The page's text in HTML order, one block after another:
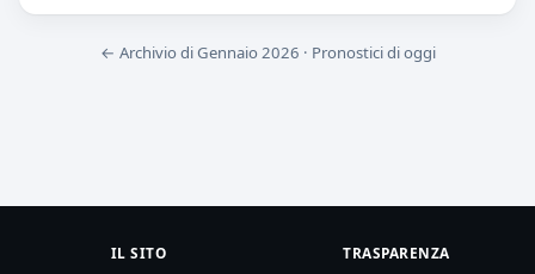
← Archivio di Gennaio 2026 · Pronostici di oggi
IL SITO TRASPARENZA